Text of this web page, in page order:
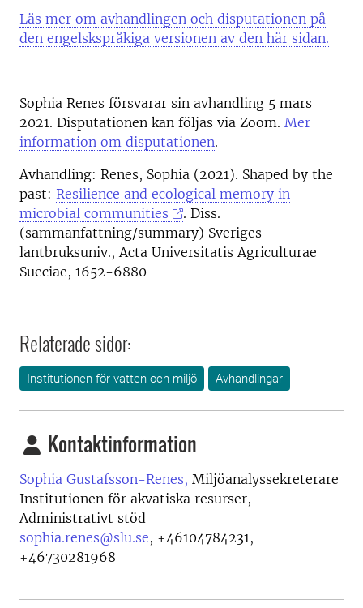
Läs mer om avhandlingen och disputationen på
den engelskspråkiga versionen av den här sidan.
Sophia Renes försvarar sin avhandling 5 mars
2021. Disputationen kan följas via Zoom. Mer
information om disputationen.
Avhandling: Renes, Sophia (2021). Shaped by the
past: Resilience and ecological memory in
microbial communities
. Diss.
(sammanfattning/summary) Sveriges
lantbruksuniv., Acta Universitatis Agriculturae
Sueciae, 1652-6880
Relaterade sidor:
Institutionen för vatten och miljö Avhandlingar
Kontaktinformation
Sophia Gustafsson-Renes, Miljöanalyssekreterare
Institutionen för akvatiska resurser,
Administrativt stöd
sophia.renes@slu.se, +46104784231,
+46730281968